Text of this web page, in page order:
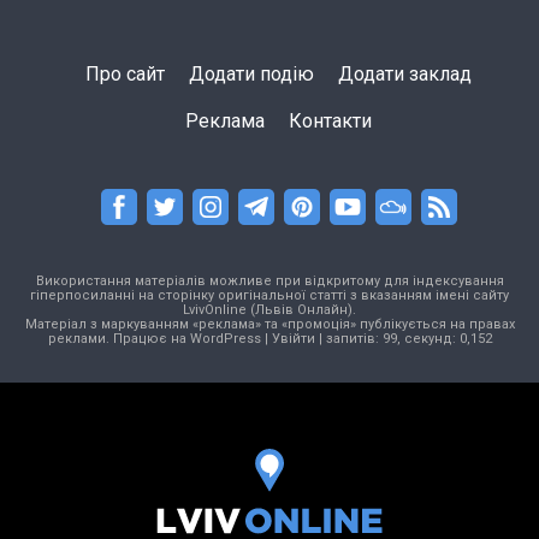
Про сайт Додати подію Додати заклад
Реклама Контакти
Використання матеріалів можливе при відкритому для індексування
гіперпосиланні на сторінку оригінальної статті з вказанням імені сайту
LvivOnline (Львів Онлайн).
Матеріал з маркуванням «реклама» та «промоція» публікується на правах
реклами. Працює на WordPress| Увійти | запитів: 99, секунд: 0,152